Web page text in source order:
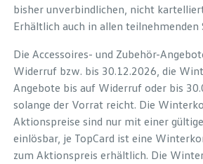
bisher unverbindlichen, nicht
Erhältlich auch in allen teilnehmenden
Die Accessoires- und Zubehör-
Widerruf bzw. bis 30.12.2026, die
Angebote bis auf Widerruf oder bis
solange der Vorrat reicht. Die
Aktionspreise sind nur mit einer
einlösbar, je TopCard ist eine
zum Aktionspreis erhältlich. Die